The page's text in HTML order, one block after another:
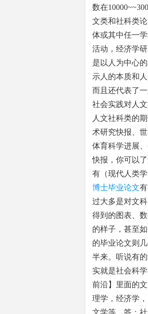
数在
文类和社科类
体或其中任一
活动，经济学
是以人为中心
示人的本质和
而且还代表了
社会实践对人
人文社科类的
术研究快报、
体育科学进展
快报，你可以
有（现代人类
博士毕业论文
过大多是对文
得到的图表、
的样子，甚至
的毕业论文则
半来。听说有
实就是社会科
前沿】里面的
理学，经济学
文学等。答：